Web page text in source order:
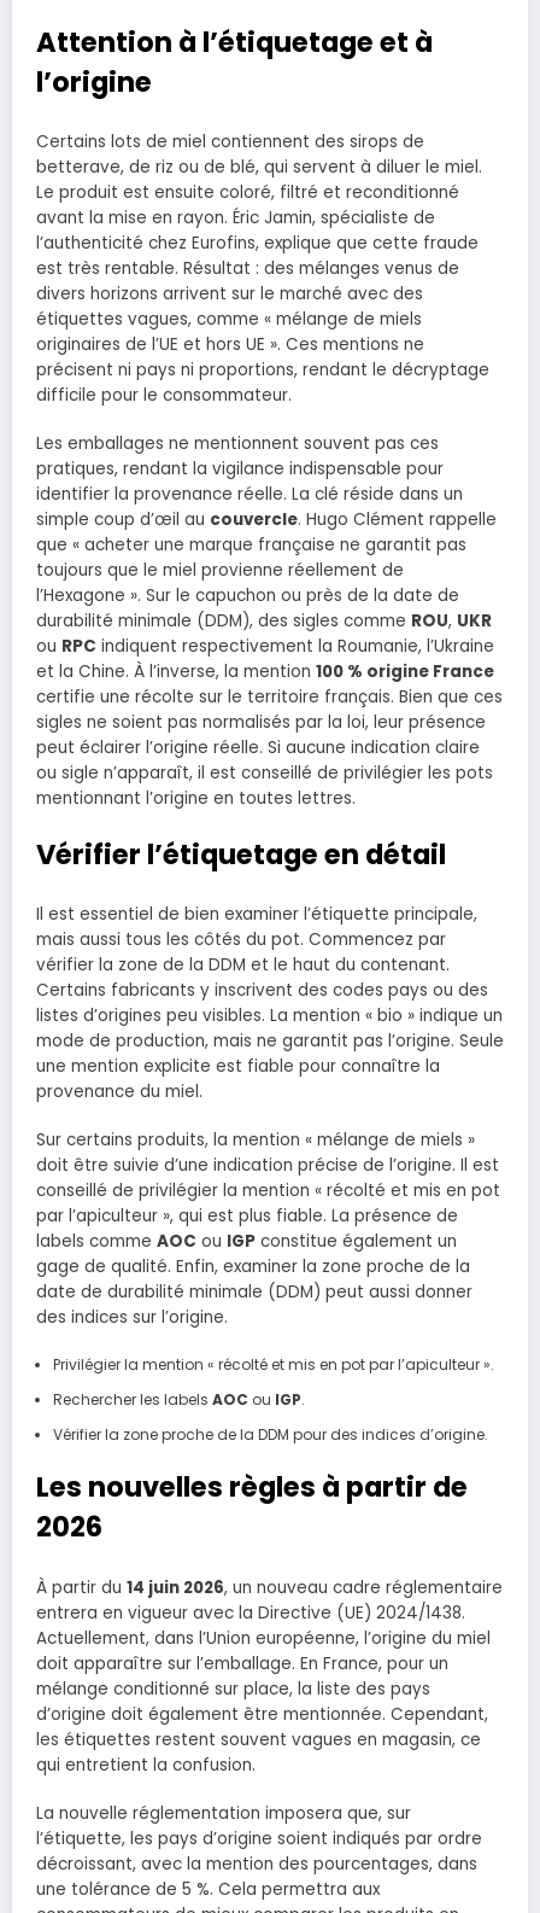
Attention à l’étiquetage et à
l’origine
Certains lots de miel contiennent des sirops de
betterave, de riz ou de blé, qui servent à diluer le miel.
Le produit est ensuite coloré, filtré et reconditionné
avant la mise en rayon. Éric Jamin, spécialiste de
l’authenticité chez Eurofins, explique que cette fraude
est très rentable. Résultat : des mélanges venus de
divers horizons arrivent sur le marché avec des
étiquettes vagues, comme « mélange de miels
originaires de l’UE et hors UE ». Ces mentions ne
précisent ni pays ni proportions, rendant le décryptage
difficile pour le consommateur.
Les emballages ne mentionnent souvent pas ces
pratiques, rendant la vigilance indispensable pour
identifier la provenance réelle. La clé réside dans un
simple coup d’œil au couvercle. Hugo Clément rappelle
que « acheter une marque française ne garantit pas
toujours que le miel provienne réellement de
l’Hexagone ». Sur le capuchon ou près de la date de
durabilité minimale (DDM), des sigles comme ROU, UKR
ou RPC indiquent respectivement la Roumanie, l’Ukraine
et la Chine. À l’inverse, la mention 100 % origine France
certifie une récolte sur le territoire français. Bien que ces
sigles ne soient pas normalisés par la loi, leur présence
peut éclairer l’origine réelle. Si aucune indication claire
ou sigle n’apparaît, il est conseillé de privilégier les pots
mentionnant l’origine en toutes lettres.
Vérifier l’étiquetage en détail
Il est essentiel de bien examiner l’étiquette principale,
mais aussi tous les côtés du pot. Commencez par
vérifier la zone de la DDM et le haut du contenant.
Certains fabricants y inscrivent des codes pays ou des
listes d’origines peu visibles. La mention « bio » indique un
mode de production, mais ne garantit pas l’origine. Seule
une mention explicite est fiable pour connaître la
provenance du miel.
Sur certains produits, la mention « mélange de miels »
doit être suivie d’une indication précise de l’origine. Il est
conseillé de privilégier la mention « récolté et mis en pot
par l’apiculteur », qui est plus fiable. La présence de
labels comme AOC ou IGP constitue également un
gage de qualité. Enfin, examiner la zone proche de la
date de durabilité minimale (DDM) peut aussi donner
des indices sur l’origine.
Privilégier la mention « récolté et mis en pot par l’apiculteur ».
Rechercher les labels AOC ou IGP.
Vérifier la zone proche de la DDM pour des indices d’origine.
Les nouvelles règles à partir de
2026
À partir du 14 juin 2026, un nouveau cadre réglementaire
entrera en vigueur avec la Directive (UE) 2024/1438.
Actuellement, dans l’Union européenne, l’origine du miel
doit apparaître sur l’emballage. En France, pour un
mélange conditionné sur place, la liste des pays
d’origine doit également être mentionnée. Cependant,
les étiquettes restent souvent vagues en magasin, ce
qui entretient la confusion.
La nouvelle réglementation imposera que, sur
l’étiquette, les pays d’origine soient indiqués par ordre
décroissant, avec la mention des pourcentages, dans
une tolérance de 5 %. Cela permettra aux